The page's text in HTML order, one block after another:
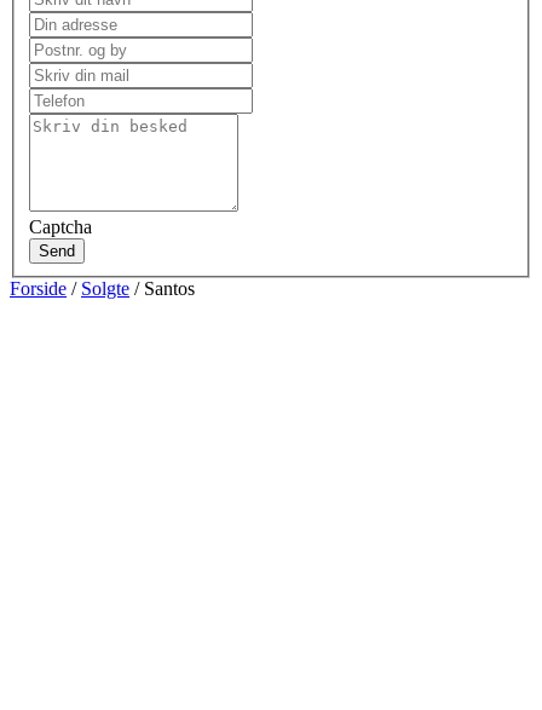
Captcha
Send
Forside / Solgte / Santos